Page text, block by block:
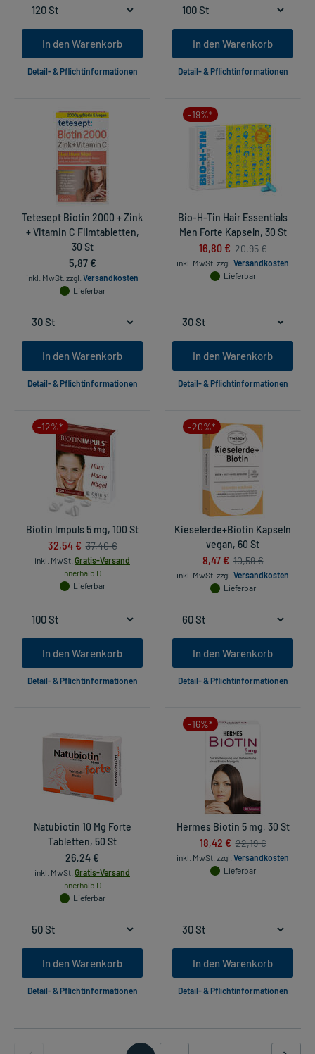
In den Warenkorb
Detail- & Pflichtinformationen
In den Warenkorb
Detail- & Pflichtinformationen
Tetesept Biotin 2000 + Zink
+ Vitamin C Filmtabletten,
30 St
5,87 €
inkl. MwSt. zzgl. Versandkosten
Lieferbar
In den Warenkorb
Detail- & Pflichtinformationen
-19%*
Bio-H-Tin Hair Essentials
Men Forte Kapseln, 30 St
16,80 € 20,95 €
inkl. MwSt. zzgl. Versandkosten
Lieferbar
In den Warenkorb
Detail- & Pflichtinformationen
-12%*
Biotin Impuls 5 mg, 100 St
32,54 € 37,40 €
inkl. MwSt. Gratis-Versand
innerhalb D.
Lieferbar
In den Warenkorb
Detail- & Pflichtinformationen
-20%*
Kieselerde+Biotin Kapseln
vegan, 60 St
8,47 € 10,59 €
inkl. MwSt. zzgl. Versandkosten
Lieferbar
In den Warenkorb
Detail- & Pflichtinformationen
Natubiotin 10 Mg Forte
Tabletten, 50 St
26,24 €
inkl. MwSt. Gratis-Versand
innerhalb D.
Lieferbar
In den Warenkorb
Detail- & Pflichtinformationen
-16%*
Hermes Biotin 5 mg, 30 St
18,42 € 22,19 €
inkl. MwSt. zzgl. Versandkosten
Lieferbar
In den Warenkorb
Detail- & Pflichtinformationen